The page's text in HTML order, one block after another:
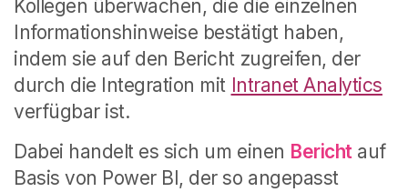
Kollegen überwachen, die die einzelnen
Informationshinweise bestätigt haben,
indem sie auf den Bericht zugreifen, der
durch die Integration mit Intranet Analytics
verfügbar ist.
Dabei handelt es sich um einen Berichtauf
Basis von Power BI, der so angepasst